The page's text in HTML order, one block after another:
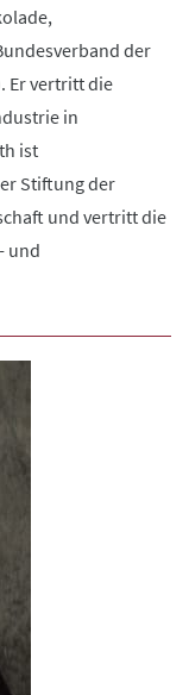
der
Er vertritt die
in
ist
Stiftung der
und vertritt die
und